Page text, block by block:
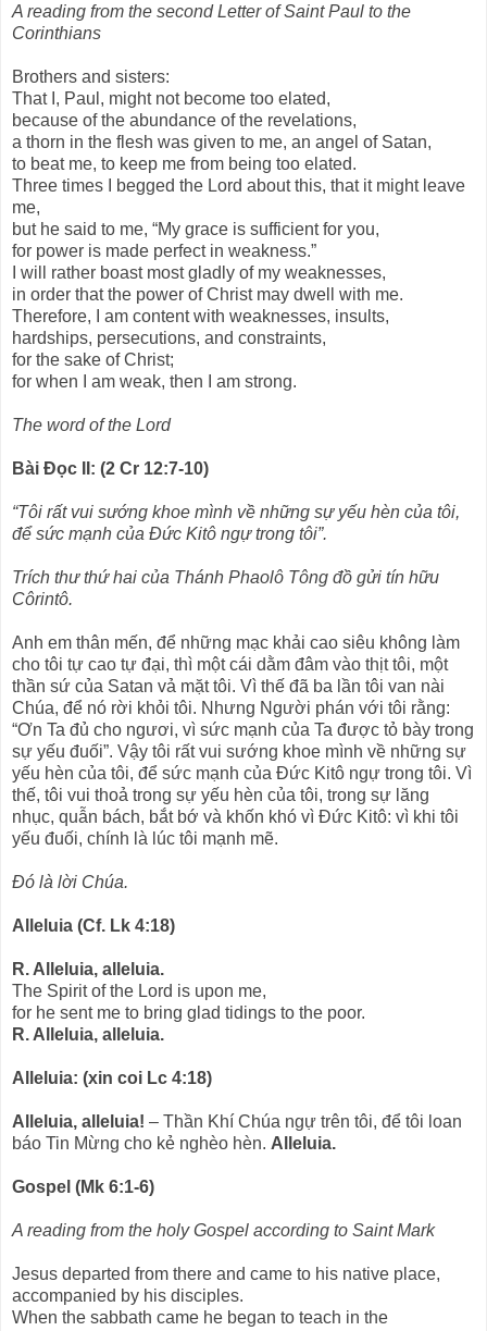
A reading from the second Letter of Saint Paul to the
Corinthians
Brothers and sisters:
That I, Paul, might not become too elated,
because of the abundance of the revelations,
a thorn in the flesh was given to me, an angel of Satan,
to beat me, to keep me from being too elated.
Three times I begged the Lord about this, that it might leave
me,
but he said to me, “My grace is sufficient for you,
for power is made perfect in weakness.”
I will rather boast most gladly of my weaknesses,
in order that the power of Christ may dwell with me.
Therefore, I am content with weaknesses, insults,
hardships, persecutions, and constraints,
for the sake of Christ;
for when I am weak, then I am strong.
The word of the Lord
Bài Ðọc II: (2 Cr 12:7-10)
“Tôi rất vui sướng khoe mình về những sự yếu hèn của tôi,
để sức mạnh của Ðức Kitô ngự trong tôi”.
Trích thư thứ hai của Thánh Phaolô Tông đồ gửi tín hữu
Côrintô.
Anh em thân mến, để những mạc khải cao siêu không làm
cho tôi tự cao tự đại, thì một cái dằm đâm vào thịt tôi, một
thần sứ của Satan vả mặt tôi. Vì thế đã ba lần tôi van nài
Chúa, để nó rời khỏi tôi. Nhưng Người phán với tôi rằng:
“Ơn Ta đủ cho ngươi, vì sức mạnh của Ta được tỏ bày trong
sự yếu đuối”. Vậy tôi rất vui sướng khoe mình về những sự
yếu hèn của tôi, để sức mạnh của Ðức Kitô ngự trong tôi. Vì
thế, tôi vui thoả trong sự yếu hèn của tôi, trong sự lăng
nhục, quẫn bách, bắt bớ và khốn khó vì Ðức Kitô: vì khi tôi
yếu đuối, chính là lúc tôi mạnh mẽ.
Ðó là lời Chúa.
Alleluia (Cf. Lk 4:18)
R. Alleluia, alleluia.
The Spirit of the Lord is upon me,
for he sent me to bring glad tidings to the poor.
R. Alleluia, alleluia.
Alleluia: (xin coi Lc 4:18)
Alleluia, alleluia! – Thần Khí Chúa ngự trên tôi, để tôi loan
báo Tin Mừng cho kẻ nghèo hèn. Alleluia.
Gospel (Mk 6:1-6)
A reading from the holy Gospel according to Saint Mark
Jesus departed from there and came to his native place,
accompanied by his disciples.
When the sabbath came he began to teach in the